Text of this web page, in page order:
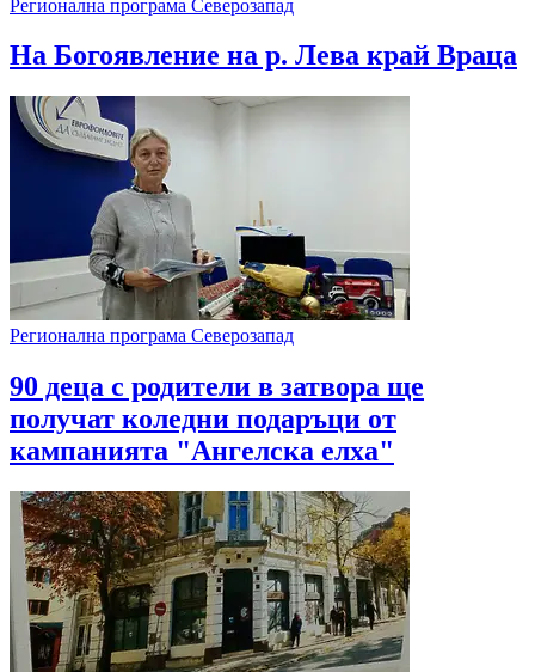
Регионална програма Северозапад
На Богоявление на р. Лева край Враца
Регионална програма Северозапад
90 деца с родители в затвора ще
получат коледни подаръци от
кампанията "Ангелска елха"